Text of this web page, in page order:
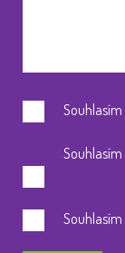
Souhlasím